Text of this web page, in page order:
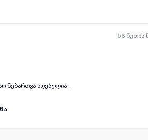
და ა.შ, დაგვიკავშირდით :
56 წუთის
ნებართვა აღებულია ,